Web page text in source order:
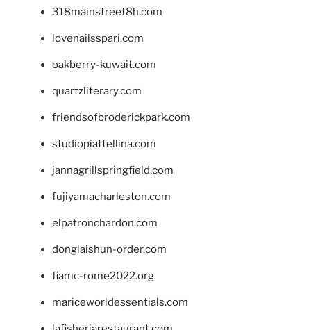
318mainstreet8h.com
lovenailsspari.com
oakberry-kuwait.com
quartzliterary.com
friendsofbroderickpark.com
studiopiattellina.com
jannagrillspringfield.com
fujiyamacharleston.com
elpatronchardon.com
donglaishun-order.com
fiamc-rome2022.org
mariceworldessentials.com